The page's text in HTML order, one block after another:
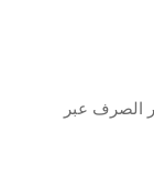
الصرف عبر